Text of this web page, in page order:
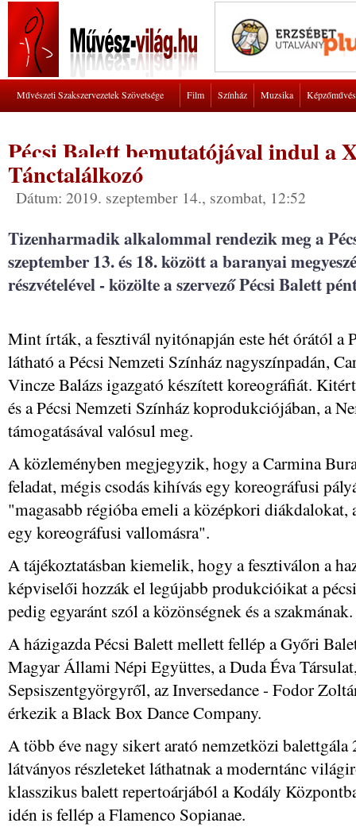
Művészeti Szakszervezetek Szövetsége Film Színház Muzsika
Pécsi Balett bemutatójával indul a
Tánctalálkozó
Dátum: 2019. szeptember 14., szombat, 12:52
Tizenharmadik alkalommal rendezik meg a
szeptember 13. és 18. között a baranyai
részvételével - közölte a szervező Pécsi Balett
Mint írták, a fesztivál nyitónapján este hét órától a
látható a Pécsi Nemzeti Színház nagyszínpadán,
Vincze Balázs igazgató készített koreográfiát.
és a Pécsi Nemzeti Színház koprodukciójában, a
támogatásával valósul meg.
A közleményben megjegyzik, hogy a Carmina
feladat, mégis csodás kihívás egy koreográfusi
"magasabb régióba emeli a középkori diákdalokat,
egy koreográfusi vallomásra".
A tájékoztatásban kiemelik, hogy a fesztiválon a
képviselői hozzák el legújabb produkcióikat a
pedig egyaránt szól a közönségnek és a szakmának.
A házigazda Pécsi Balett mellett fellép a Győri
Magyar Állami Népi Együttes, a Duda Éva
Sepsiszentgyörgyről, az Inversedance - Fodor
érkezik a Black Box Dance Company.
A több éve nagy sikert arató nemzetközi balettgála
látványos részleteket láthatnak a moderntánc
klasszikus balett repertoárjából a Kodály
idén is fellép a Flamenco Sopianae.